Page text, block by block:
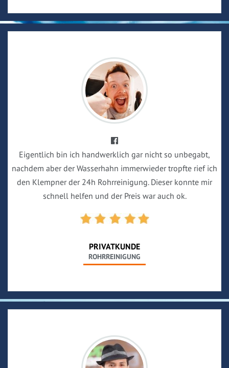
Eigentlich bin ich handwerklich gar nicht so unbegabt,
nachdem aber der Wasserhahn immerwieder tropfte rief ich
den Klempner der 24h Rohrreinigung. Dieser konnte mir
schnell helfen und der Preis war auch ok.
PRIVATKUNDE
ROHRREINIGUNG